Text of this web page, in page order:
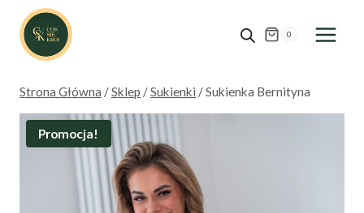
Przejdź
treści
0
Strona Główna /Sklep /Sukienki /Sukienka Bernityna
Promocja!